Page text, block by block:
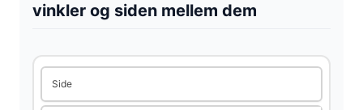
vinkler og siden mellem dem
Side